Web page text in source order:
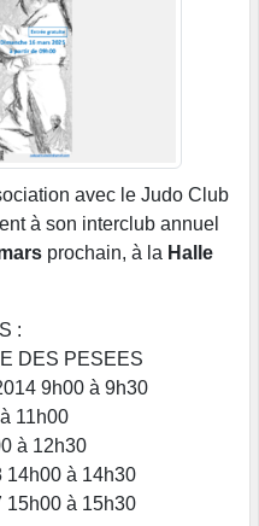
avec le Judo Club
à son interclub annuel
prochain, à la Halle
:
DES PESEES
9h00 à 9h30
11h00
à 12h30
14h00 à 14h30
15h00 à 15h30